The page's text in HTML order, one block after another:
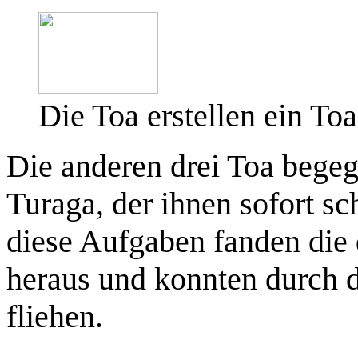
Die Toa erstellen ein
Die anderen drei Toa
Turaga, der ihnen sofort
diese Aufgaben fanden
heraus und konnten
fliehen.